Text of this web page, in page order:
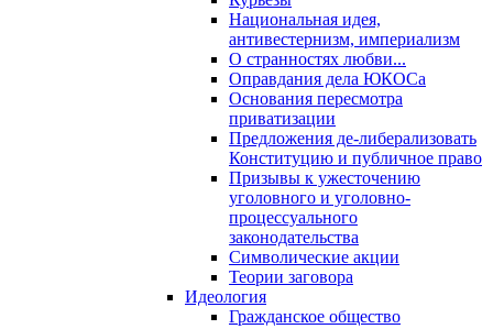
Национальная идея,
антивестернизм, империализм
О странностях любви...
Оправдания дела ЮКОСа
Основания пересмотра
приватизации
Предложения де-либерализовать
Конституцию и публичное право
Призывы к ужесточению
уголовного и уголовно-
процессуального
законодательства
Символические акции
Теории заговора
Идеология
Гражданское общество